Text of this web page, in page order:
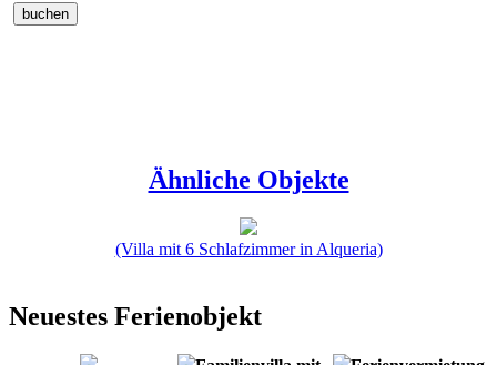
Ähnliche Objekte
(Villa mit 6 Schlafzimmer in Alqueria)
Neuestes Ferienobjekt